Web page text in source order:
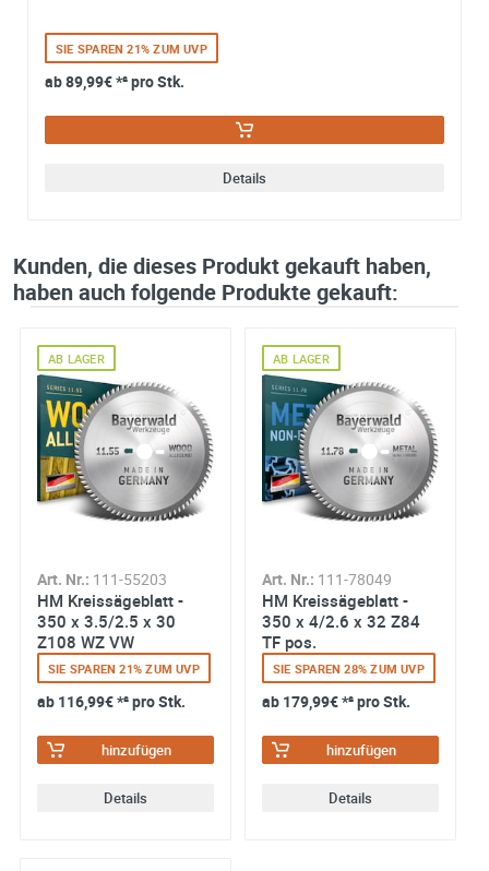
SIE SPAREN 21% ZUM UVP
ab89,99€*² pro Stk.
Details
Kunden, die dieses Produkt gekauft haben,
haben auch folgende Produkte gekauft:
Art. Nr.: 111-55203
HM Kreissägeblatt -
350 x 3.5/2.5 x 30
Z108 WZ VW
AB LAGER
SIE SPAREN 21% ZUM UVP
ab 116,99€*² pro Stk.
hinzufügen
Details
Art. Nr.: 111-78049
HM Kreissägeblatt -
350 x 4/2.6 x 32 Z84
TF pos.
AB LAGER
SIE SPAREN 28% ZUM UVP
ab 179,99€*² pro Stk.
hinzufügen
Details